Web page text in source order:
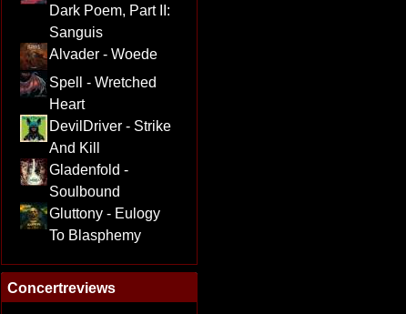
Dark Poem, Part II:
Sanguis
Alvader - Woede
Spell - Wretched
Heart
DevilDriver - Strike
And Kill
Gladenfold -
Soulbound
Gluttony - Eulogy
To Blasphemy
Concertreviews